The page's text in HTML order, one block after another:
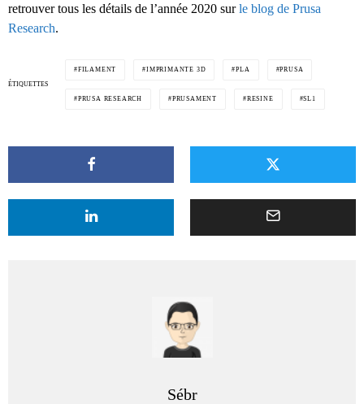
retrouver tous les détails de l’année 2020 surle blog de Prusa
Research.
ÉTIQUETTES
FILAMENT IMPRIMANTE 3D PLA PRUSA
PRUSA RESEARCH PRUSAMENT RESINE SL1
Sébr